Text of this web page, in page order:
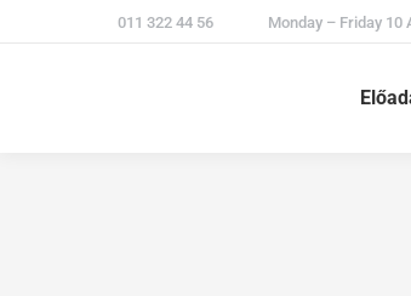
011 322 44 56 Monday – Friday 10